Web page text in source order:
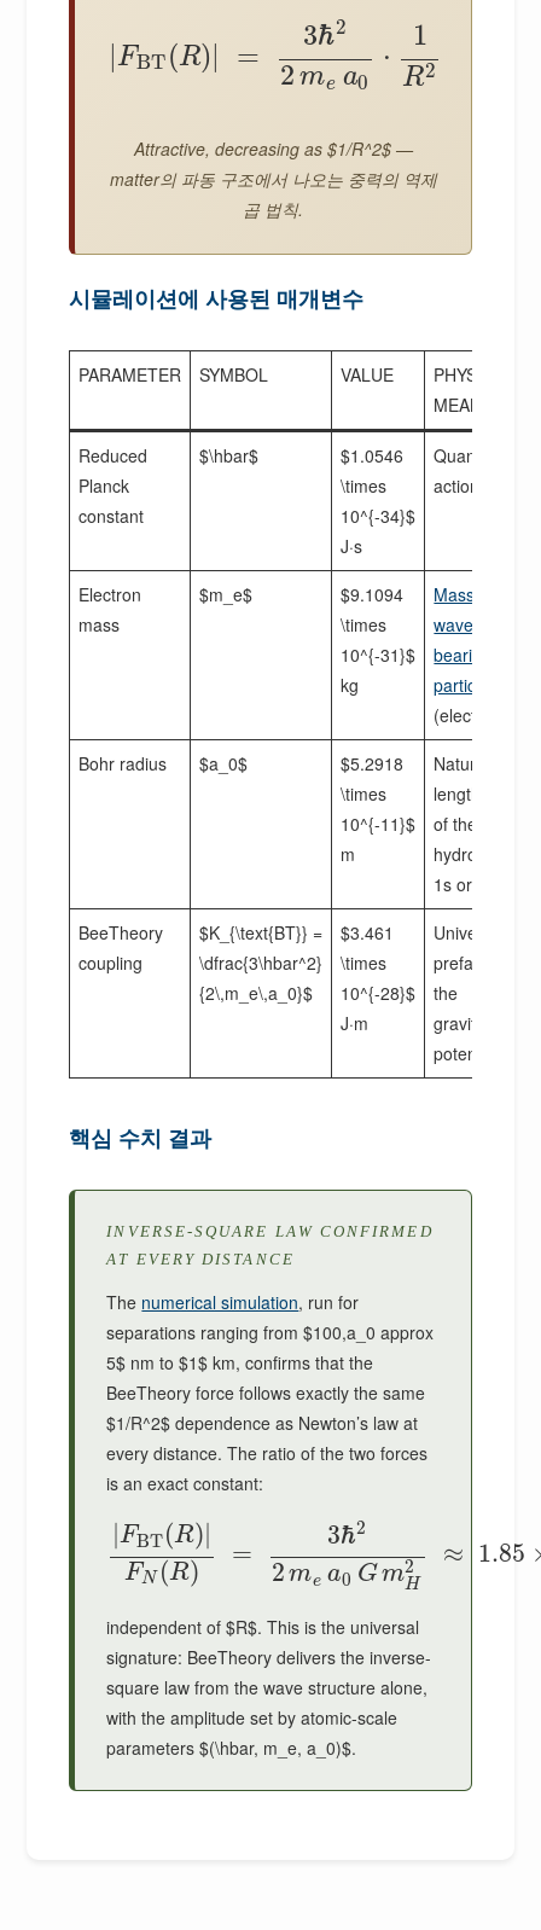
|FBT (R)| =
3ℏ2
2 me a0
⋅
1
R2
Attractive, decreasing as $1/R^2$ —
matter의 파동 구조에서 나오는 중력의 역제
곱 법칙.
시뮬레이션에 사용된 매개변수
PARAMETER SYMBOL VALUE
PHYSICAL
MEANING
Reduced
Planck
constant
$\hbar$
$1.0546
\times
10^{-34}$
J·s
Quantum
action scale
Electron
mass
$m_e$
$9.1094
\times
10^{-31}$
kg
Mass of the
wave-
bearing
particle
(electron)
Bohr radius
$a_0$
$5.2918
\times
10^{-11}$
m
Natural
length scale
of the
hydrogen
1s orbital
BeeTheory
coupling
$K_{\text{BT}} =
\dfrac{3\hbar^2}
{2\,m_e\,a_0}$
$3.461
\times
10^{-28}$
J·m
Universal
prefactor of
the
gravitational
potential
핵심 수치 결과
INVERSE-SQUARE LAW CONFIRMED
AT EVERY DISTANCE
The numerical simulation, run for
separations ranging from $100,a_0 approx
5$ nm to $1$ km, confirms that the
BeeTheory force follows exactly the same
$1/R^2$ dependence as Newton’s law at
every distance. The ratio of the two forces
is an exact constant:
FBT(R)
FN (R)
=
3ℏ2
2 me a0 Gm2
H
≈ 1.85
independent of $R$. This is the universal
signature: BeeTheory delivers the inverse-
square law from the wave structure alone,
with the amplitude set by atomic-scale
parameters $(\hbar, m_e, a_0)$.